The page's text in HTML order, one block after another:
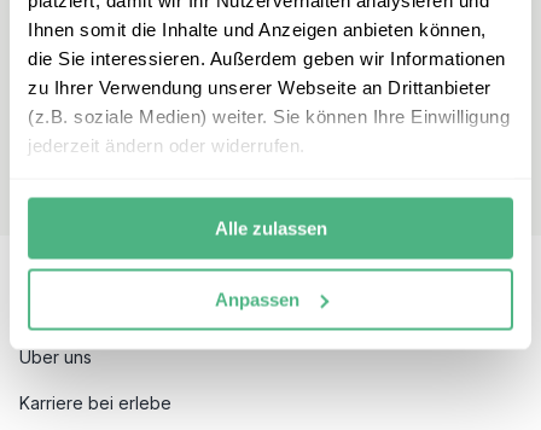
Ihnen somit die Inhalte und Anzeigen anbieten können,
die Sie interessieren. Außerdem geben wir Informationen
zu Ihrer Verwendung unserer Webseite an Drittanbieter
(z.B. soziale Medien) weiter. Sie können Ihre Einwilligung
jederzeit ändern oder widerrufen.
Alle zulassen
Anpassen
E-mail
mexiko@erlebe.de
Über uns
Karriere bei erlebe